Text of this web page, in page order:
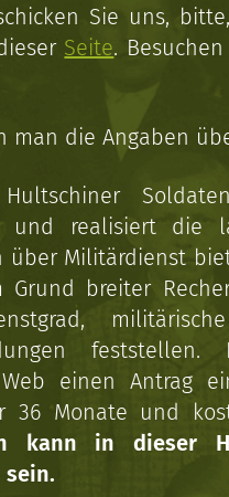
Sie uns,
Seite.
man die Angaben
und realisiert die
über Militärdienst
Grund breiter
feststellen.
einen Antrag
36 Monate und
kann in dieser